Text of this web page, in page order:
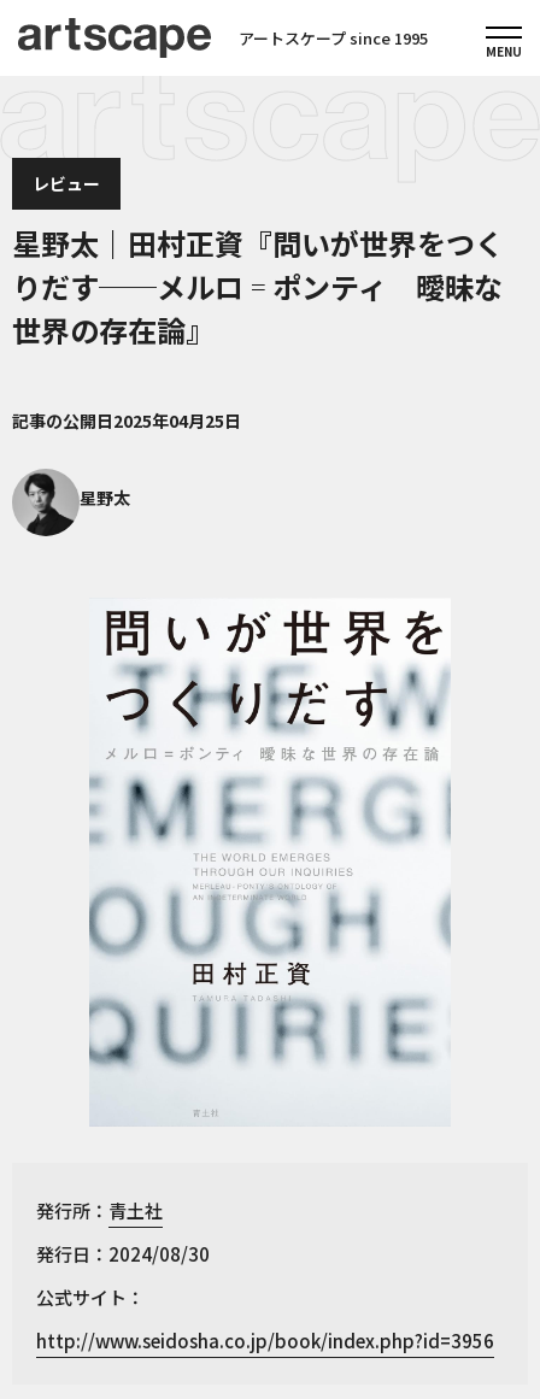
アートスケープ since 1995
レビュー
星野太｜田村正資『問いが世界をつく
りだす──メルロ゠ポンティ 曖昧な
世界の存在論』
記事の公開日2025年04月25日
星野太
発行所： 青土社
発行日：2024/08/30
公式サイト：
http://www.seidosha.co.jp/book/index.php?id=3956